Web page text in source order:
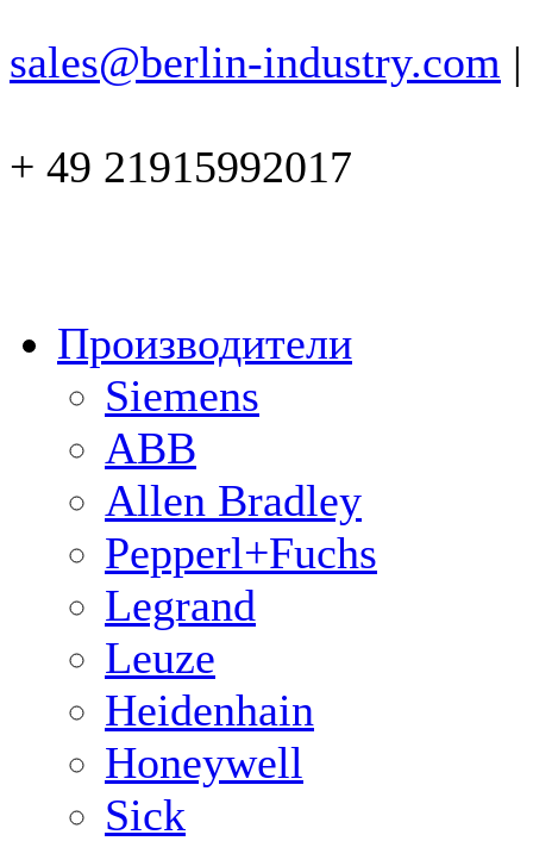
sales@berlin-industry.com |
+ 49 21915992017
Производители
Siemens
ABB
Allen Bradley
Pepperl+Fuchs
Legrand
Leuze
Heidenhain
Honeywell
Sick